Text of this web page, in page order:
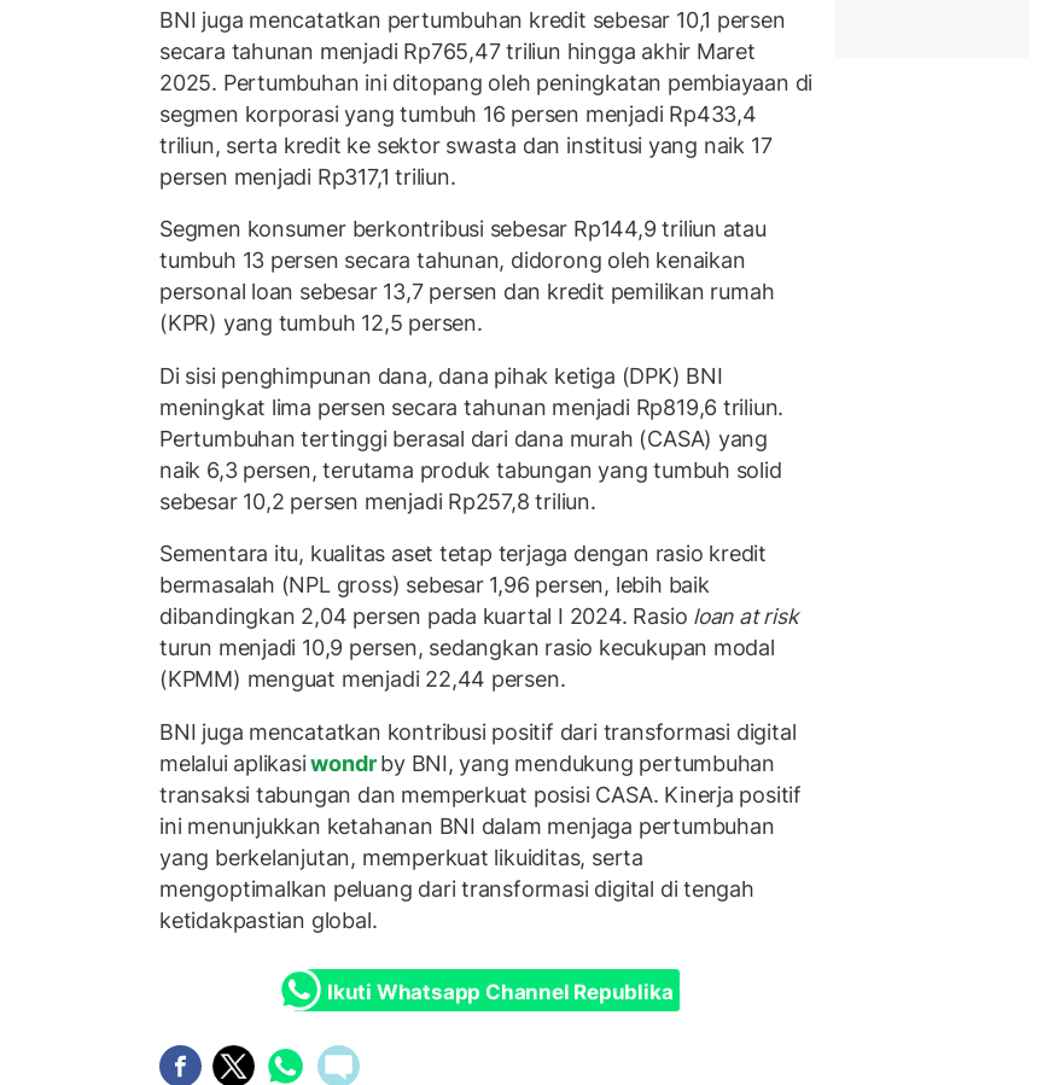
BNI juga mencatatkan pertumbuhan kredit sebesar 10,1 persen
secara tahunan menjadi Rp765,47 triliun hingga akhir Maret
2025. Pertumbuhan ini ditopang oleh peningkatan pembiayaan di
segmen korporasi yang tumbuh 16 persen menjadi Rp433,4
triliun, serta kredit ke sektor swasta dan institusi yang naik 17
persen menjadi Rp317,1 triliun.
Segmen konsumer berkontribusi sebesar Rp144,9 triliun atau
tumbuh 13 persen secara tahunan, didorong oleh kenaikan
personal loan sebesar 13,7 persen dan kredit pemilikan rumah
(KPR) yang tumbuh 12,5 persen.
Di sisi penghimpunan dana, dana pihak ketiga (DPK) BNI
meningkat lima persen secara tahunan menjadi Rp819,6 triliun.
Pertumbuhan tertinggi berasal dari dana murah (CASA) yang
naik 6,3 persen, terutama produk tabungan yang tumbuh solid
sebesar 10,2 persen menjadi Rp257,8 triliun.
Sementara itu, kualitas aset tetap terjaga dengan rasio kredit
bermasalah (NPL gross) sebesar 1,96 persen, lebih baik
dibandingkan 2,04 persen pada kuartal I 2024. Rasio loan at risk
turun menjadi 10,9 persen, sedangkan rasio kecukupan modal
(KPMM) menguat menjadi 22,44 persen.
BNI juga mencatatkan kontribusi positif dari transformasi digital
melalui aplikasiwondrby BNI, yang mendukung pertumbuhan
transaksi tabungan dan memperkuat posisi CASA. Kinerja positif
ini menunjukkan ketahanan BNI dalam menjaga pertumbuhan
yang berkelanjutan, memperkuat likuiditas, serta
mengoptimalkan peluang dari transformasi digital di tengah
ketidakpastian global.
Ikuti Whatsapp Channel Republika